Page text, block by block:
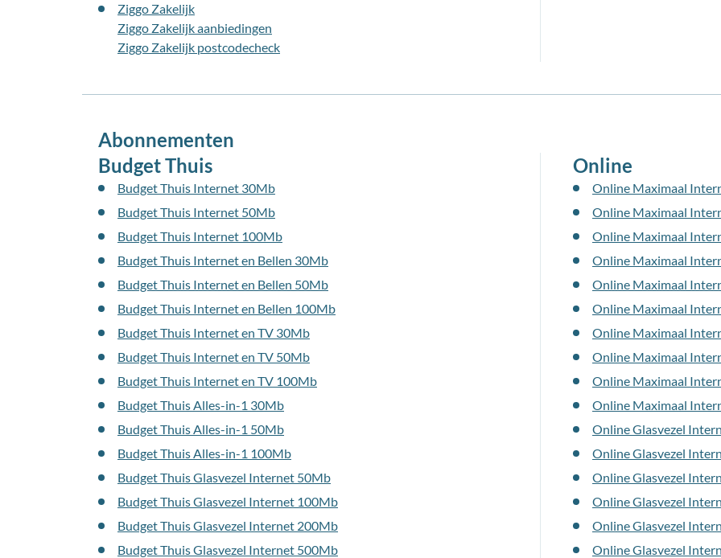
Ziggo Zakelijk
Ziggo Zakelijk aanbiedingen
Ziggo Zakelijk postcodecheck
Abonnementen
Budget Thuis
Budget Thuis Internet 30Mb
Budget Thuis Internet 50Mb
Budget Thuis Internet 100Mb
Budget Thuis Internet en Bellen 30Mb
Budget Thuis Internet en Bellen 50Mb
Budget Thuis Internet en Bellen 100Mb
Budget Thuis Internet en TV 30Mb
Budget Thuis Internet en TV 50Mb
Budget Thuis Internet en TV 100Mb
Budget Thuis Alles-in-1 30Mb
Budget Thuis Alles-in-1 50Mb
Budget Thuis Alles-in-1 100Mb
Budget Thuis Glasvezel Internet 50Mb
Budget Thuis Glasvezel Internet 100Mb
Budget Thuis Glasvezel Internet 200Mb
Budget Thuis Glasvezel Internet 500Mb
Online
Online Maximaal
Online Maximaal
Online Maximaal
Online Maximaal
Online Maximaal
Online Maximaal
Online Maximaal
Online Maximaal
Online Maximaal
Online Maximaal
Online Glasvezel
Online Glasvezel
Online Glasvezel
Online Glasvezel
Online Glasvezel
Online Glasvezel